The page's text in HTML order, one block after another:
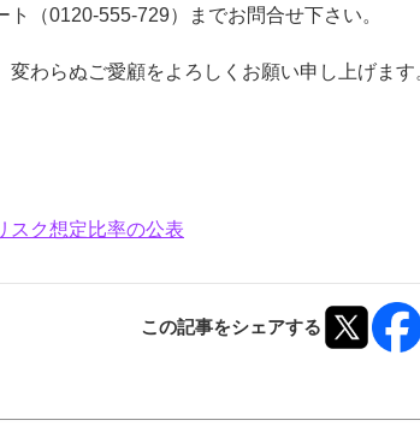
（0120-555-729）までお問合せ下さい。
わらぬご愛顧をよろしくお願い申し上げます
スク想定比率の公表
この記事をシェアする